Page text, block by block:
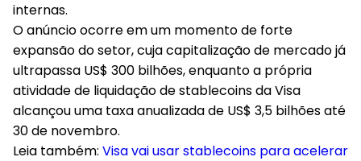
internas.
O anúncio ocorre em um momento de forte
expansão do setor, cuja capitalização de mercado já
ultrapassa US$ 300 bilhões, enquanto a própria
atividade de liquidação de stablecoins daVisa
alcançou uma taxa anualizada de US$ 3,5 bilhões até
30 de novembro.
Leia também: Visa vai usar stablecoins para acelerar